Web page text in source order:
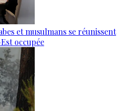
et musulmans se réunissent
occupée